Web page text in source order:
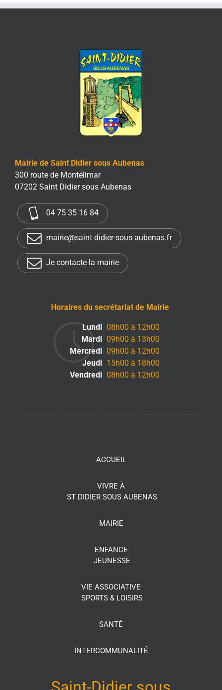
Mairie de Saint Didier sous Aubenas
300 route de Montélimar
07202 Saint Didier sous Aubenas
04 75 35 16 84
mairie@saint-didier-sous-aubenas.fr
Je contacte la mairie
Horaires du secrétariat de Mairie
Lundi 08h00 à 12h00
Mardi 09h00 à 13h00
Mercredi 09h00 à 12h00
Jeudi 15h00 à 18h00
Vendredi 08h00 à 12h00
ACCUEIL
VIVRE À
ST DIDIER SOUS AUBENAS
MAIRIE
ENFANCE
JEUNESSE
VIE ASSOCIATIVE
SPORTS & LOISIRS
SANTÉ
INTERCOMMUNALITÉ